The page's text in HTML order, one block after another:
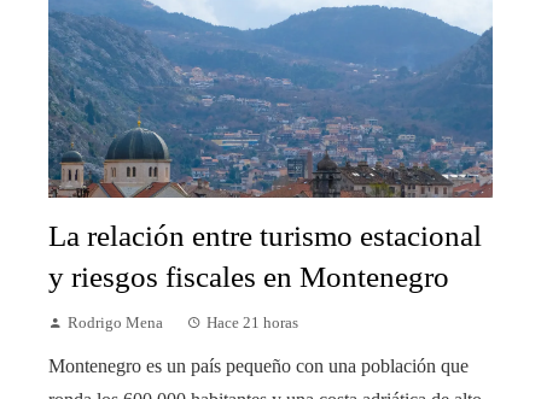
La relación entre turismo estacional
y riesgos fiscales en Montenegro
Rodrigo Mena Hace 21 horas
Montenegro es un país pequeño con una población que